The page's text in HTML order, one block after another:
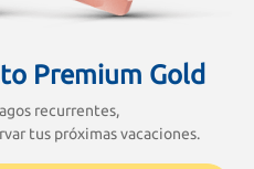
Premium Gold
recurrentes,
tus próximas vacaciones.